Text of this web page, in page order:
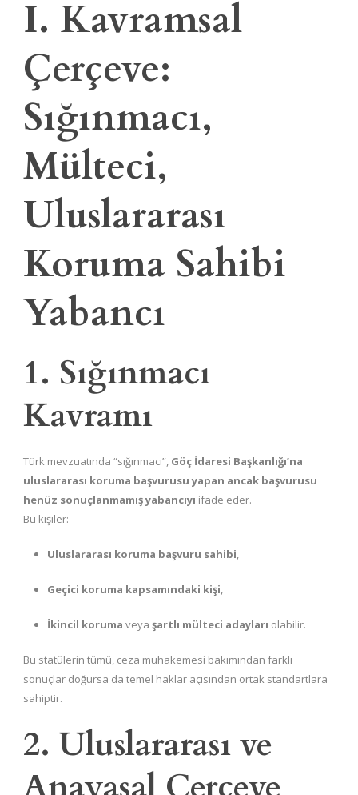
I. Kavramsal
Çerçeve:
Sığınmacı,
Mülteci,
Uluslararası
Koruma Sahibi
Yabancı
1. Sığınmacı
Kavramı
Türk mevzuatında “sığınmacı”, Göç İdaresi Başkanlığı’na
uluslararası koruma başvurusu yapan ancak başvurusu
henüz sonuçlanmamış yabancıyı ifade eder.
Bu kişiler:
Uluslararası koruma başvuru sahibi,
Geçici koruma kapsamındaki kişi,
İkincil koruma veya şartlı mülteci adayları olabilir.
Bu statülerin tümü, ceza muhakemesi bakımından farklı
sonuçlar doğursa da temel haklar açısından ortak standartlara
sahiptir.
2. Uluslararası ve